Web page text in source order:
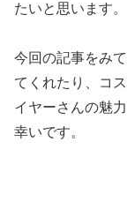
たいと思います。
今回の記事をみ
てくれたり、コ
イヤーさんの魅
幸いです。